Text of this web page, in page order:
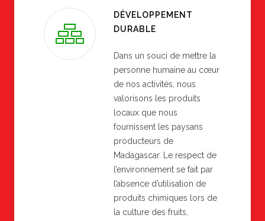
DÉVELOPPEMENT
DURABLE
Dans un souci de mettre la
personne humaine au cœur
de nos activités, nous
valorisons les produits
locaux que nous
fournissent les paysans
producteurs de
Madagascar. Le respect de
l’environnement se fait par
l’absence d’utilisation de
produits chimiques lors de
la culture des fruits,